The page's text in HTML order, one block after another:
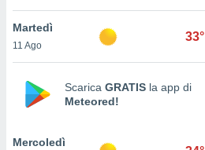
un
la
di esso.
nella
Martedì
11 Ago
33°
Scarica GRATIS la app di
Meteored!
Mercoledì